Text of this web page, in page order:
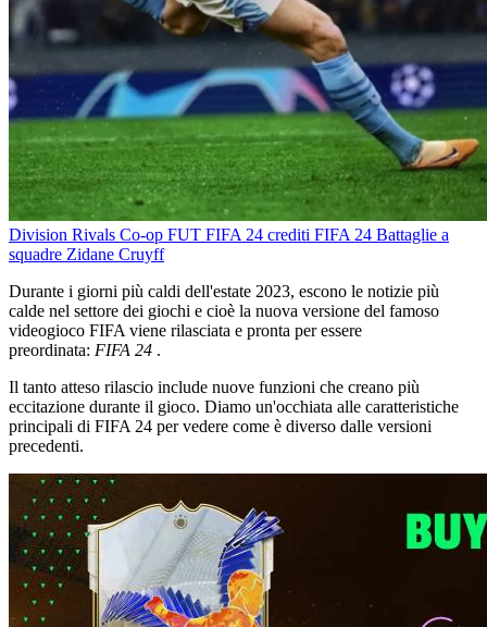
Division Rivals Co-op FUT FIFA 24 crediti FIFA 24 Battaglie a
squadre Zidane Cruyff
Durante i giorni più caldi dell'estate 2023, escono le notizie più
calde nel settore dei giochi e cioè la nuova versione del famoso
videogioco FIFA viene rilasciata e pronta per essere
preordinata: FIFA 24 .
Il tanto atteso rilascio include nuove funzioni che creano più
eccitazione durante il gioco. Diamo un'occhiata alle caratteristiche
principali di FIFA 24 per vedere come è diverso dalle versioni
precedenti.